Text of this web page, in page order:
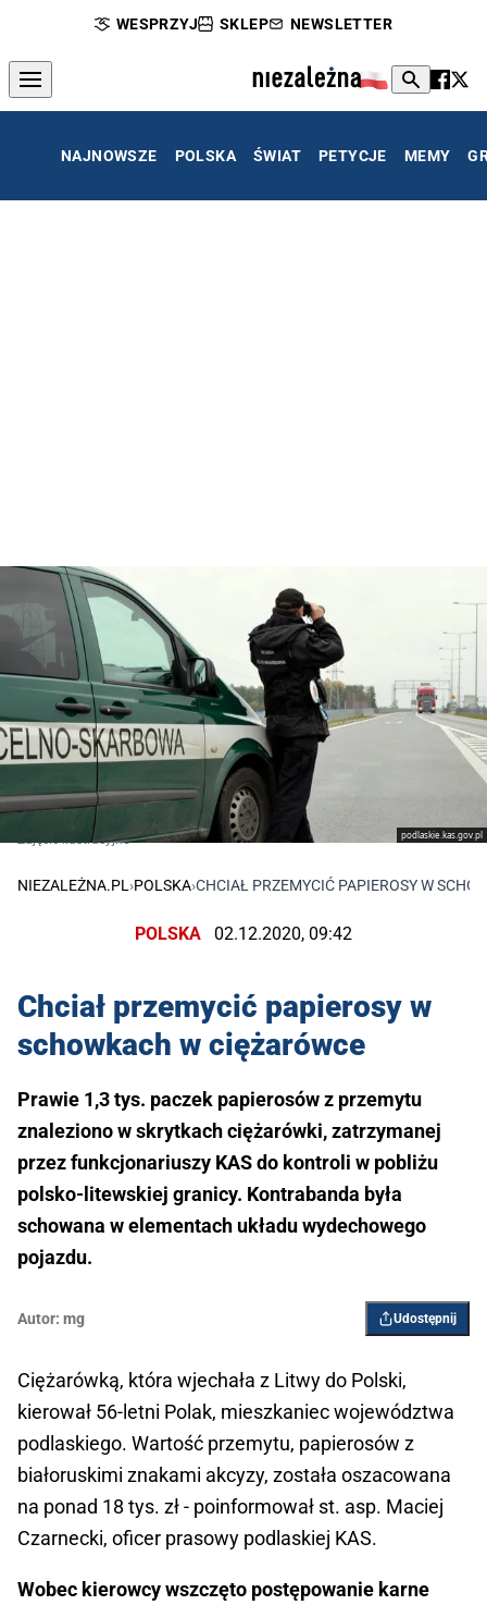
WESPRZYJ SKLEP NEWSLETTER
NAJNOWSZE POLSKA ŚWIAT PETYCJE MEMY
podlaskie.kas.gov.pl
Zdjęcie ilustracyjne
NIEZALEŻNA.PL ›POLSKA›CHCIAŁ PRZEMYCIĆ PAPIEROSY W
POLSKA 02.12.2020, 09:42
Chciał przemycić papierosy w
schowkach w ciężarówce
Prawie 1,3 tys. paczek papierosów z przemytu
znaleziono w skrytkach ciężarówki, zatrzymanej
przez funkcjonariuszy KAS do kontroli w pobliżu
polsko-litewskiej granicy. Kontrabanda była
schowana w elementach układu wydechowego
pojazdu.
Autor: mg Udostępnij
Ciężarówką, która wjechała z Litwy do Polski,
kierował 56-letni Polak, mieszkaniec województwa
podlaskiego. Wartość przemytu, papierosów z
białoruskimi znakami akcyzy, została oszacowana
na ponad 18 tys. zł - poinformował st. asp. Maciej
Czarnecki, oficer prasowy podlaskiej KAS.
Wobec kierowcy wszczęto postępowanie karne